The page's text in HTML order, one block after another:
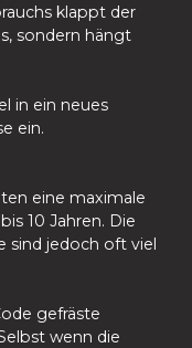
klappt der
sondern hängt
in ein neues
ein.
eine maximale
10 Jahren. Die
sind jedoch oft viel
gefräste
wenn die